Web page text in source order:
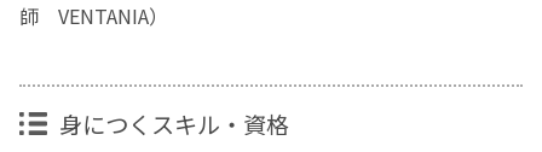
師 VENTANIA）
身につくスキル・資格